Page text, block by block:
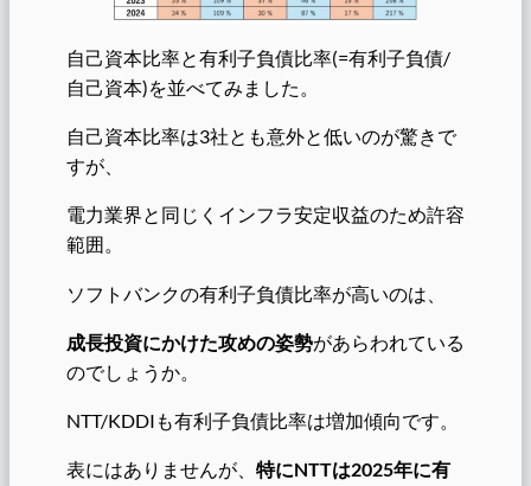
自己資本比率と有利子負債比率(=有利子負債/
自己資本)を並べてみました。
自己資本比率は3社とも意外と低いのが驚きで
すが、
電力業界と同じくインフラ安定収益のため許容
範囲。
ソフトバンクの有利子負債比率が高いのは、
成長投資にかけた攻めの姿勢があらわれている
のでしょうか。
NTT/KDDIも有利子負債比率は増加傾向です。
表にはありませんが、 特にNTTは2025年に有